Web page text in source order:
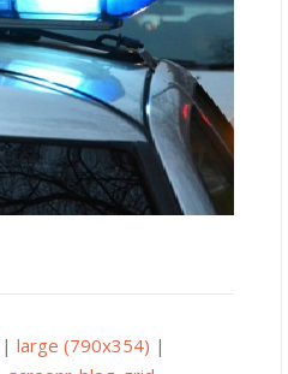
| large (790x354) |